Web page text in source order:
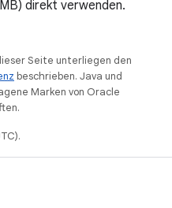
direkt verwenden.
Seite unterliegen den
beschrieben. Java und
Marken von Oracle